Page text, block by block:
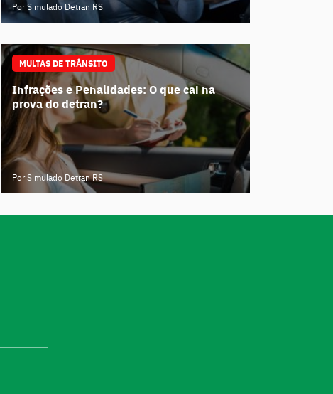
Por Simulado Detran RS
MULTAS DE TRÂNSITO
Infrações e Penalidades: O que cai na
prova do detran?
Por Simulado Detran RS